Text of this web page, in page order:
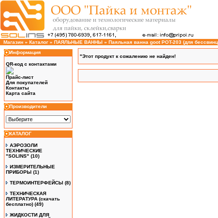
Магазин » Каталог » ПАЯЛЬНЫЕ ВАННЫ » Паяльная ванна goot POT-203 (для
Информация
QR-код с контактами
Прайс-лист
Для покупателей
Контакты
Карта сайта
Производители
КАТАЛОГ
АЭРОЗОЛИ
ТЕХНИЧЕСКИЕ
"SOLINS" (10)
ИЗМЕРИТЕЛЬНЫЕ
ПРИБОРЫ (1)
ТЕРМОИНТЕРФЕЙСЫ (8)
ТЕХНИЧЕСКАЯ
ЛИТЕРАТУРА (скачать
бесплатно) (49)
ЖИДКОСТИ ДЛЯ
"Этот продукт к сожалению не найден!